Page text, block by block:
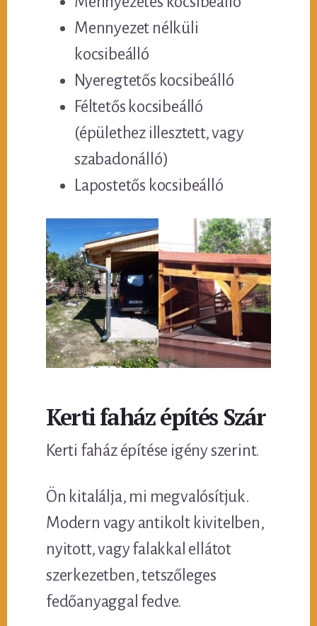
Mennyezet nélküli
kocsibeálló
Nyeregtetős kocsibeálló
Féltetős kocsibeálló
(épülethez illesztett, vagy
szabadonálló)
Lapostetős kocsibeálló
Kerti faház építés Szár
Kerti faház építése igény szerint.
Ön kitalálja, mi megvalósítjuk.
Modern vagy antikolt kivitelben,
nyitott, vagy falakkal ellátot
szerkezetben, tetszőleges
fedőanyaggal fedve.